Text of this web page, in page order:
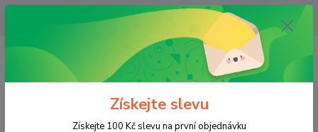
OPAVA 733537099/HLUČÍN
734541648/OLOMOUC 734593593
0,00 CZK
Získejte slevu
Získejte 100 Kč slevu na první objednávku